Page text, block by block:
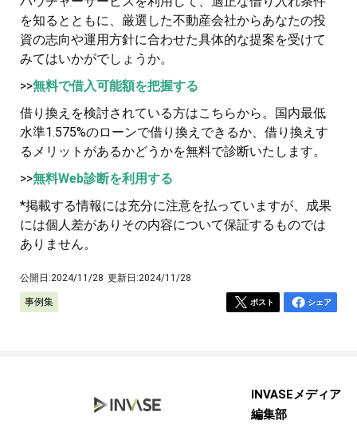
を知るとともに、厳選した不動産会社からあなたの投
資の志向や運用方針に合わせた具体的な提案を受けて
みてはいかがでしょうか。
>>無料で借入可能額を把握する
借り換えを検討されている方はこちらから。国内最低
水準1.575%のローンで借り換えできるか、借り換えす
るメリットがあるかどうかを無料で診断いたします。
>>無料Web診断を利用する
*掲載する情報には充分に注意を払っていますが、成果
には個人差がありその内容について保証するものでは
ありません。
公開日:2024/11/28 更新日:2024/11/28
事例集 ポスト シェア
INVASEメディア
編集部